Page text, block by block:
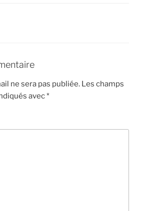
ne sera pas publiée. Les champs
avec*